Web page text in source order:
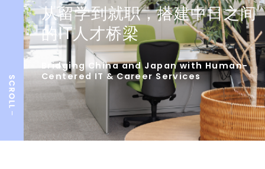
从留学到就职，搭建中日之间
的IT人才桥梁
Bridging China and Japan with Human-
Centered IT & Career Services